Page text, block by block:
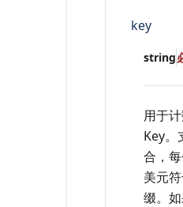
key
string
用于
Key。
合，
美元
缀。